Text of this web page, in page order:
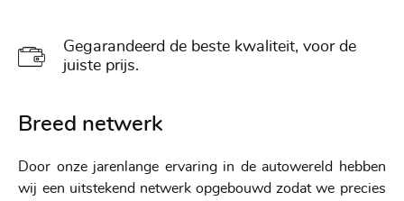
Gegarandeerd de beste kwaliteit, voor de
juiste prijs.
Breed netwerk
Door onze jarenlange ervaring in de autowereld hebben
wij een uitstekend netwerk opgebouwd zodat we precies